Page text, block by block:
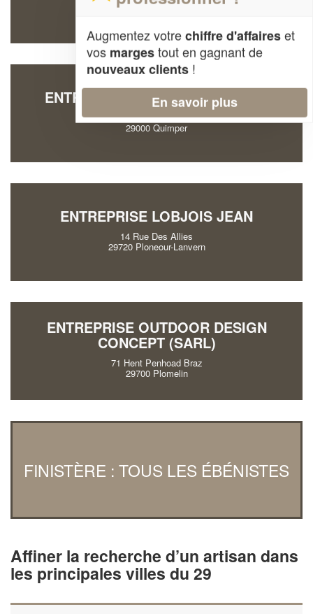
29590 Pont-de-Buis-les-Quimerch
ENTREPRISE PEDRON DELPHINE
20 Rue Yvon Le Berre
29000 Quimper
ENTREPRISE LOBJOIS JEAN
14 Rue Des Allies
29720 Ploneour-Lanvern
ENTREPRISE OUTDOOR DESIGN
CONCEPT (SARL)
71 Hent Penhoad Braz
29700 Plomelin
FINISTÈRE : TOUS LES ÉBÉNISTES
Affiner la recherche d’un artisan dans
les principales villes du 29
Augmentez votrechiffre d'affaireset
vos margestout en gagnant de
nouveaux clients !
En savoir plus